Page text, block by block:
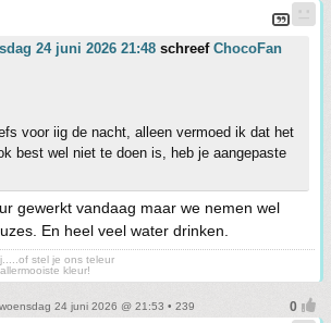
24 juni 2026 21:48 schreef ChocoFan
voor iig de nacht, alleen vermoed ik dat het
best wel niet te doen is, heb je aangepaste
gewerkt vandaag maar we nemen wel
En heel veel water drinken.
stel je ons teleur
kleur!
24 juni 2026 @ 21:53 • 239